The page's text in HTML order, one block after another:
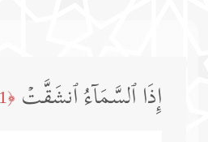
إِذَا ٱلسَّمَاۤءُ ٱنشَقَّتۡ ﴿1﴾